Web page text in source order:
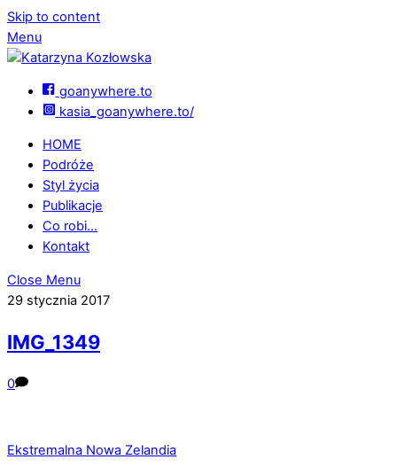
Skip to content
Menu
goanywhere.to
kasia_goanywhere.to/
HOME
Podróże
Styl życia
Publikacje
Co robi…
Kontakt
Close Menu
29 stycznia 2017
IMG_1349
0
Ekstremalna Nowa Zelandia